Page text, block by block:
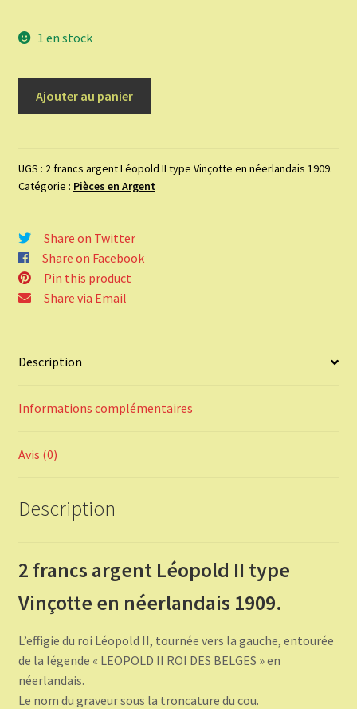
1 en stock
argent
Léopold
Vinçotte
en
néerlandais
1909.
Ajouter au panier
UGS : 2 francs argent Léopold II type Vinçotte en néerlandais 1909.
Catégorie : Pièces en Argent
Share on Twitter
Share on Facebook
Pin this product
Share via Email
Description
Informations complémentaires
Avis (0)
Description
2 francs argent Léopold II type
Vinçotte en néerlandais 1909.
L’effigie du roi Léopold II, tournée vers la gauche, entourée
de la légende « LEOPOLD II ROI DES BELGES » en
néerlandais.
Le nom du graveur sous la troncature du cou.